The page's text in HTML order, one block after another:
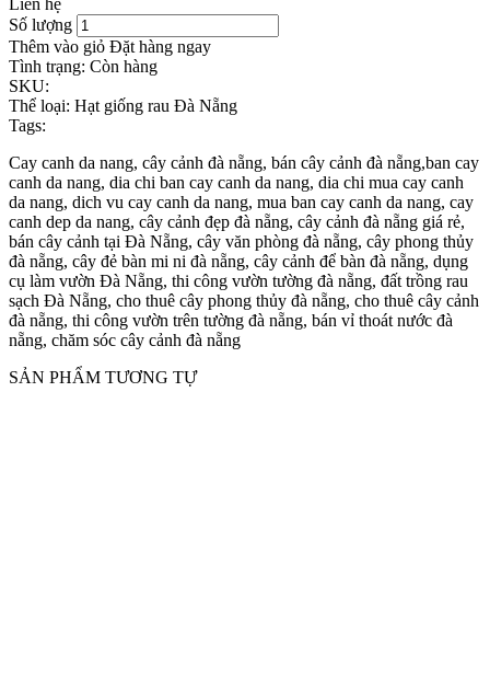
Số lượng
Thêm vào giỏ Đặt hàng ngay
Tình trạng: Còn hàng
SKU:
Thể loại: Hạt giống rau Đà Nẵng
Tags:
Cay canh da nang, cây cảnh đà nẵng, bán cây cảnh đà nẵng,ban cay
canh da nang, dia chi ban cay canh da nang, dia chi mua cay canh
da nang, dich vu cay canh da nang, mua ban cay canh da nang, cay
canh dep da nang, cây cảnh đẹp đà nẵng, cây cảnh đà nẵng giá rẻ,
bán cây cảnh tại Đà Nẵng, cây văn phòng đà nẵng, cây phong thủy
đà nẵng, cây đẻ bàn mi ni đà nẵng, cây cảnh để bàn đà nẵng, dụng
cụ làm vườn Đà Nẵng, thi công vườn tường đà nẵng, đất trồng rau
sạch Đà Nẵng, cho thuê cây phong thủy đà nẵng, cho thuê cây cảnh
đà nẵng, thi công vườn trên tường đà nẵng, bán vỉ thoát nước đà
nẵng, chăm sóc cây cảnh đà nẵng
SẢN PHẨM TƯƠNG TỰ